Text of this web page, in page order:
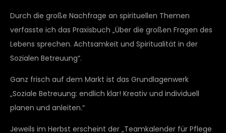
Durch die große Nachfrage an spirituellen Themen
verfasste ich das Praxisbuch „Über die großen Fragen des
Lebens sprechen. Achtsamkeit und Spiritualität in der
Sozialen Betreuung“.
Ganz frisch auf dem Markt ist das Grundlagenwerk
„Soziale Betreuung: endlich klar! Kreativ und individuell
planen und anleiten.“
Jeweils im Herbst erscheint der „Teamkalender für Pflege